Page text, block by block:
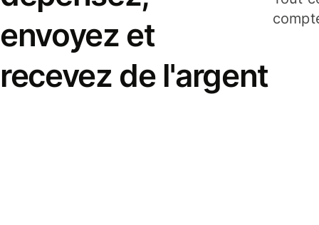
envoyez et
recevez de l'argent